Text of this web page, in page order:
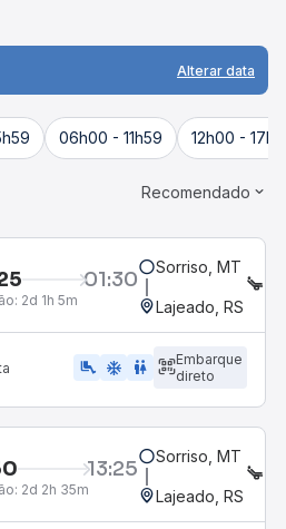
Alterar data
06h00 - 11h59 12h00 -
Recomendado
01:30
2d 1h 5m
Sorriso, MT
Lajeado, RS
airline_seat_legroom_extra ac_unit WC
Embarque
direto
13:25
2d 2h 35m
Sorriso, MT
Lajeado, RS